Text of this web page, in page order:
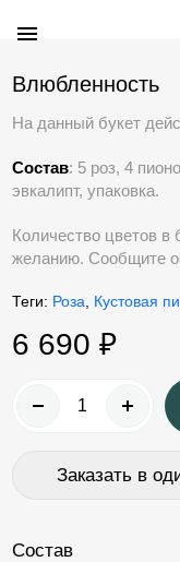
Каталог
Большие букеты
Хризантемы
О компании
Уход за цветами
Акции
Контакты
Влюбленность
На данный букет
Состав: 5 роз, 4
эвкалипт, упаковка.
Количество цветов
желанию. Сообщите
Теги: Роза Кустовая
6 690 ₽
Заказать в
Состав